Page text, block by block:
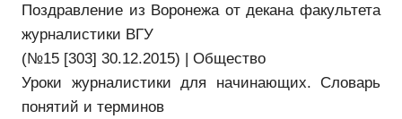
Поздравление из Воронежа от декана факультета
журналистики ВГУ
(№15 [303] 30.12.2015) | Общество
Уроки журналистики для начинающих. Словарь
понятий и терминов